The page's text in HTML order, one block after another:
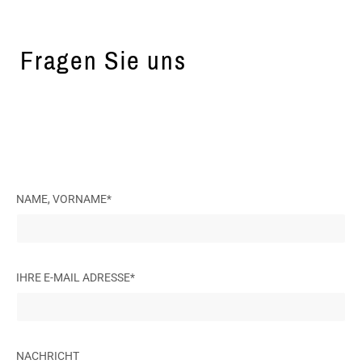
Fragen Sie uns
NAME, VORNAME*
IHRE E-MAIL ADRESSE*
NACHRICHT